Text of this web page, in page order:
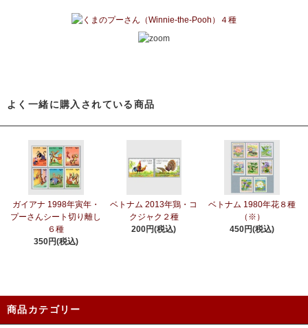
よく一緒に購入されている商品
ガイアナ 1998年寅年・
プーさんシート切り離し
６種
350円(税込)
ベトナム 2013年鶏・コ
クジャク２種
200円(税込)
ベトナム 1980年花８種
（※）
450円(税込)
商品カテゴリー